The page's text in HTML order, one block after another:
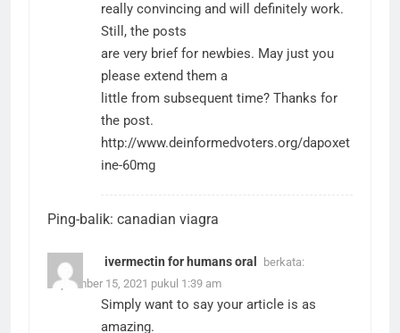
really convincing and will definitely work.
Still, the posts
are very brief for newbies. May just you
please extend them a
little from subsequent time? Thanks for
the post.
http://www.deinformedvoters.org/dapoxet
ine-60mg
Ping-balik: canadian viagra
ivermectin for humans oral
berkata:
September 15, 2021 pukul 1:39 am
Simply want to say your article is as
amazing.